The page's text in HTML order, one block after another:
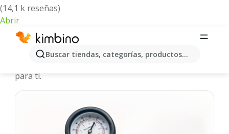
(14,1 k reseñas)
Abrir
Buscar tiendas, categorías, productos...
Viotá - Catálogos de ofertas
para ti.